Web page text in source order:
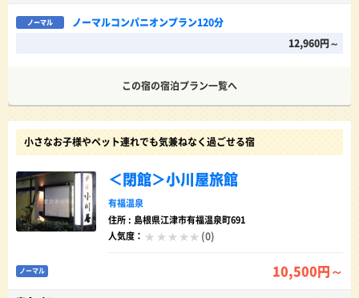
ノーマル
ノーマルコンパニオンプラン120分
12,960円～
この宿の宿泊プラン一覧へ
小さなお子様やペット連れでも気兼ねなく過ごせる宿
＜閉館＞小川屋旅館
有福温泉
住所 : 島根県江津市有福温泉町691
人気度：
(0)
ノーマル 10,500円～